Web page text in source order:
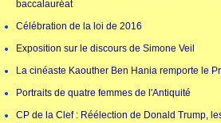
baccalauréat
Célébration de la loi de 2016
Exposition sur le discours de Simone Veil
La cinéaste Kaouther Ben Hania remporte le
Portraits de quatre femmes de l'Antiquité
CP de la Clef : Réélection de Donald Trump,